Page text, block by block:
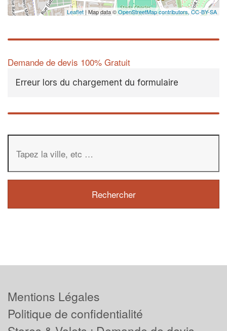
Leaflet| Map data ©OpenStreetMap contributors,CC-BY-SA
Demande de devis 100% Gratuit
Erreur lors du chargement du formulaire
Mentions Légales
Politique de confidentialité